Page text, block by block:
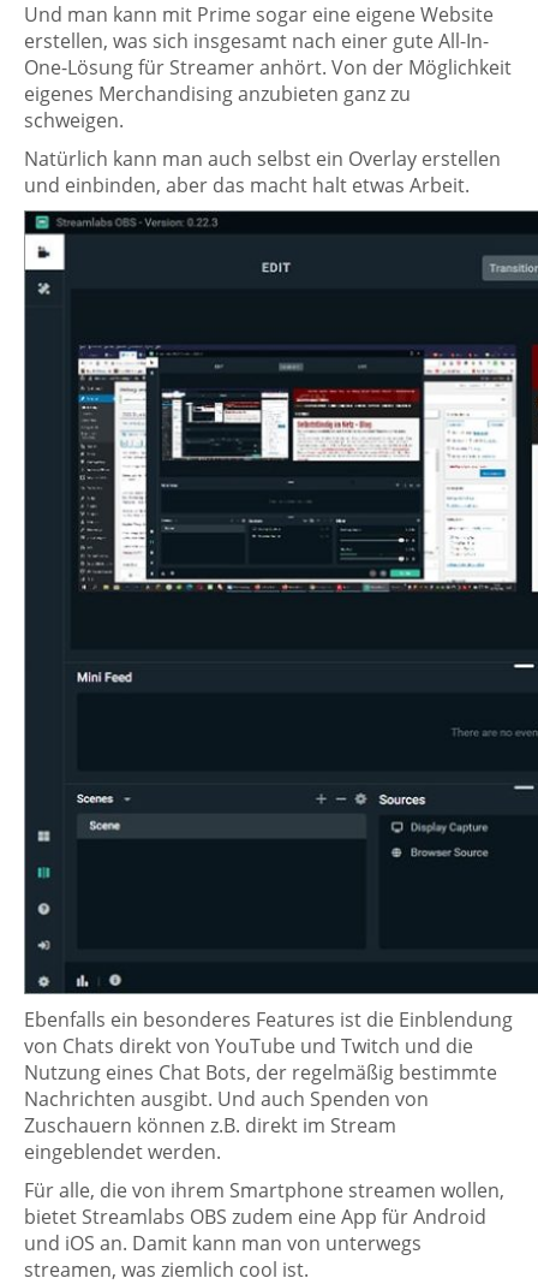
Und man kann mit Prime sogar eine eigene Website
erstellen, was sich insgesamt nach einer gute All-In-
One-Lösung für Streamer anhört. Von der Möglichkeit
eigenes Merchandising anzubieten ganz zu
schweigen.
Natürlich kann man auch selbst ein Overlay erstellen
und einbinden, aber das macht halt etwas Arbeit.
Ebenfalls ein besonderes Features ist die Einblendung
von Chats direkt von YouTube und Twitch und die
Nutzung eines Chat Bots, der regelmäßig bestimmte
Nachrichten ausgibt. Und auch Spenden von
Zuschauern können z.B. direkt im Stream
eingeblendet werden.
Für alle, die von ihrem Smartphone streamen wollen,
bietet Streamlabs OBS zudem eine App für Android
und iOS an. Damit kann man von unterwegs
streamen, was ziemlich cool ist.